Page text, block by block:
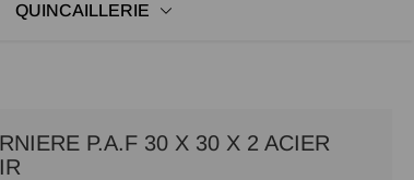
QUINCAILLERIE
P.A.F 30 X 30 X 2 ACIER